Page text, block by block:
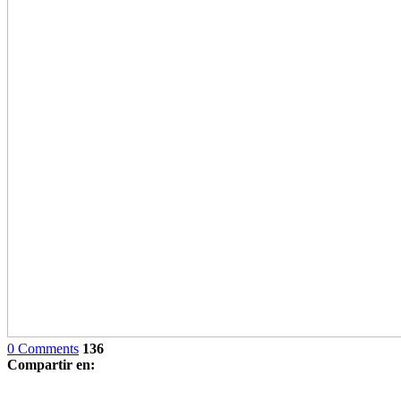
0 Comments 136
Compartir en: